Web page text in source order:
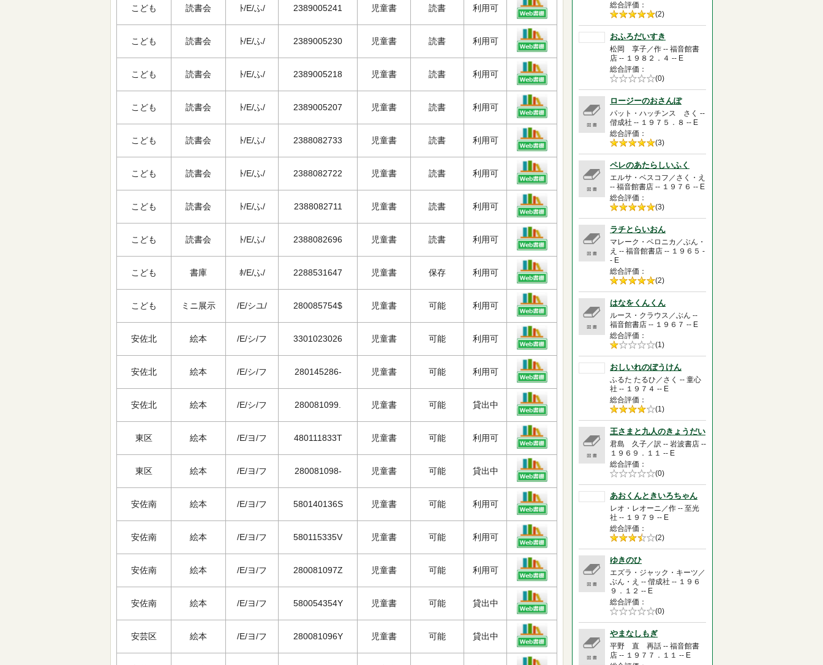
こども 読書会 ﾄ/E/ふ/ 2389005241 児童書 読書 利用可
こども 読書会 ﾄ/E/ふ/ 2389005230 児童書 読書 利用可
こども 読書会 ﾄ/E/ふ/ 2389005218 児童書 読書 利用可
こども 読書会 ﾄ/E/ふ/ 2389005207 児童書 読書 利用可
こども 読書会 ﾄ/E/ふ/ 2388082733 児童書 読書 利用可
こども 読書会 ﾄ/E/ふ/ 2388082722 児童書 読書 利用可
こども 読書会 ﾄ/E/ふ/ 2388082711 児童書 読書 利用可
こども 読書会 ﾄ/E/ふ/ 2388082696 児童書 読書 利用可
こども 書庫 ﾎ/E/ふ/ 2288531647 児童書 保存 利用可
こども ミニ展示 /E/シユ/ 280085754$ 児童書 可能 利用可
安佐北 絵本 /E/シ/フ 3301023026 児童書 可能 利用可
安佐北 絵本 /E/シ/フ 280145286- 児童書 可能 利用可
安佐北 絵本 /E/シ/フ 280081099. 児童書 可能 貸出中
東区 絵本 /E/ヨ/フ 480111833T 児童書 可能 利用可
東区 絵本 /E/ヨ/フ 280081098- 児童書 可能 貸出中
安佐南 絵本 /E/ヨ/フ 580140136S 児童書 可能 利用可
安佐南 絵本 /E/ヨ/フ 580115335V 児童書 可能 利用可
安佐南 絵本 /E/ヨ/フ 280081097Z 児童書 可能 利用可
安佐南 絵本 /E/ヨ/フ 580054354Y 児童書 可能 貸出中
安芸区 絵本 /E/ヨ/フ 280081096Y 児童書 可能 貸出中
総合評価
5段階評価の
5.0
(2)
おふろだいすき
松岡 享子／作 -- 福音館書
店 -- １９８２．４ -- E
総合評価
5段階評価の
0.0
(0)
ロージーのおさんぽ
パット・ハッチンス さく --
偕成社 -- １９７５．８ -- E
総合評価
5段階評価の
5.0
(3)
ペレのあたらしいふく
エルサ・ベスコフ／さく・え
-- 福音館書店 -- １９７６ -- E
総合評価
5段階評価の
5.0
(3)
ラチとらいおん
マレーク・ベロニカ／ぶん・
え -- 福音館書店 -- １９６５ -
- E
総合評価
5段階評価の
5.0
(2)
はなをくんくん
ルース・クラウス／ぶん --
福音館書店 -- １９６７ -- E
総合評価
5段階評価の
1.0
(1)
おしいれのぼうけん
ふるた たるひ／さく -- 童心
社 -- １９７４ -- E
総合評価
5段階評価の
4.0
(1)
王さまと九人のきょうだい
君島 久子／訳 -- 岩波書店 --
１９６９．１１ -- E
総合評価
5段階評価の
0.0
(0)
あおくんときいろちゃん
レオ・レオーニ／作 -- 至光
社 -- １９７９ -- E
総合評価
5段階評価の
3.5
(2)
ゆきのひ
エズラ・ジャック・キーツ／
ぶん・え -- 偕成社 -- １９６
９．１２ -- E
総合評価
5段階評価の
0.0
(0)
やまなしもぎ
平野 直 再話 -- 福音館書
店 -- １９７７．１１ -- E